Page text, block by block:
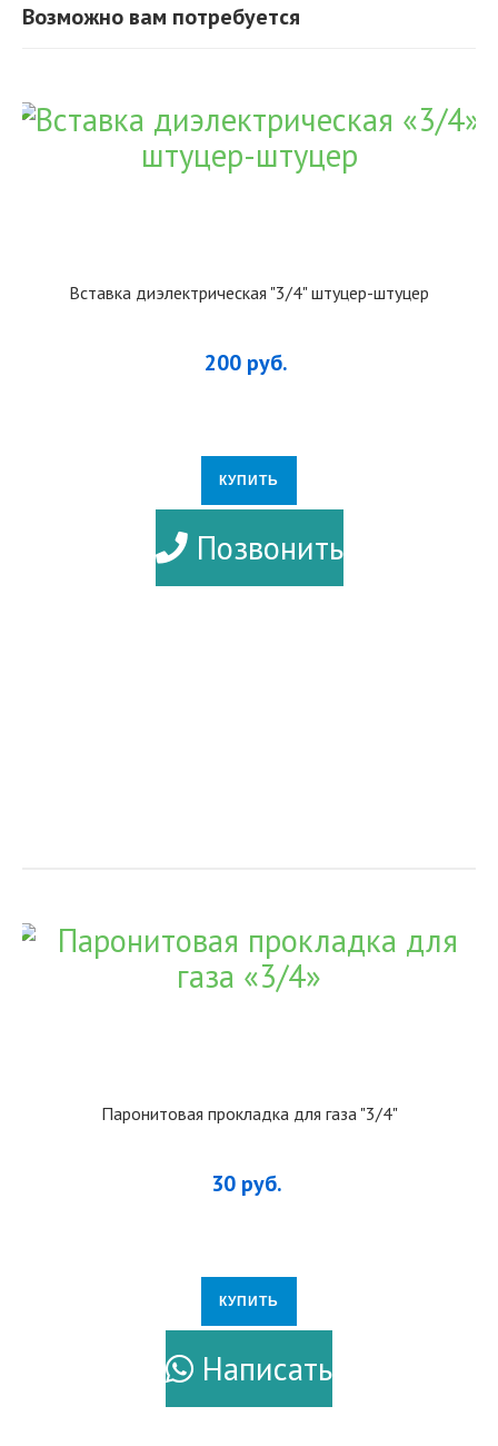
Возможно вам потребуется
ПОДРОБНЕЕ
Вставка диэлектрическая "3/4" штуцер-штуцер
200 руб.
КУПИТЬ
Позвонить
ПОДРОБНЕЕ
Паронитовая прокладка для газа "3/4"
30 руб.
КУПИТЬ
Написать